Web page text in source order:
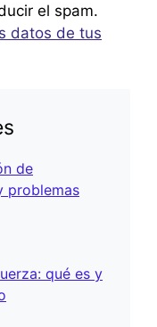
el spam.
datos de tus
de
problemas
qué es y